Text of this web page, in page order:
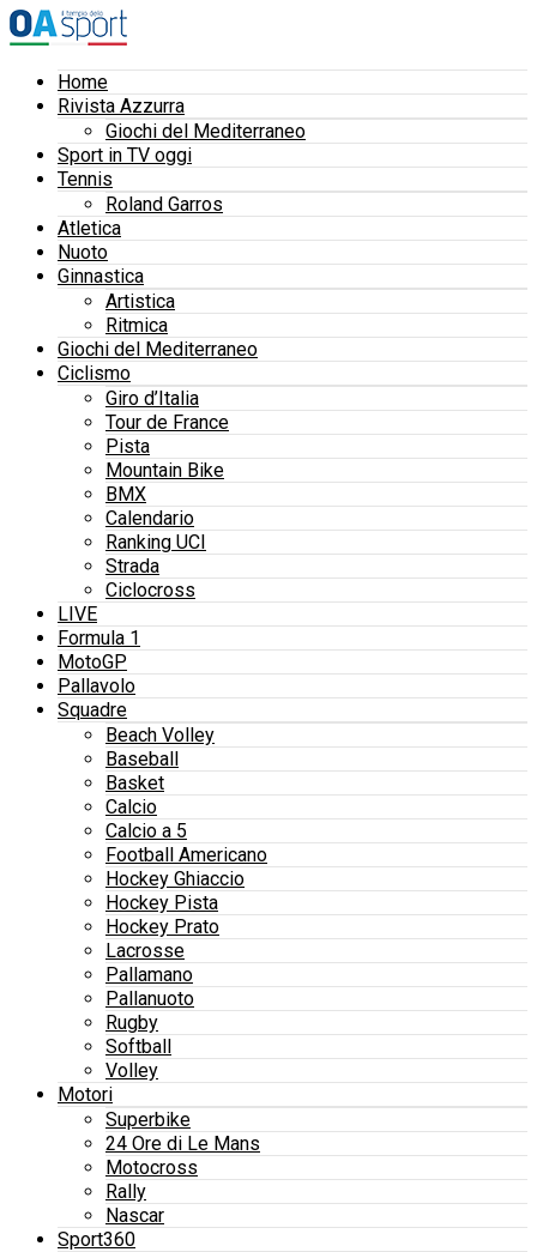
Home
Rivista Azzurra
Giochi del Mediterraneo
Sport in TV oggi
Tennis
Roland Garros
Atletica
Nuoto
Ginnastica
Artistica
Ritmica
Giochi del Mediterraneo
Ciclismo
Giro d’Italia
Tour de France
Pista
Mountain Bike
BMX
Calendario
Ranking UCI
Strada
Ciclocross
LIVE
Formula 1
MotoGP
Pallavolo
Squadre
Beach Volley
Baseball
Basket
Calcio
Calcio a 5
Football Americano
Hockey Ghiaccio
Hockey Pista
Hockey Prato
Lacrosse
Pallamano
Pallanuoto
Rugby
Softball
Volley
Motori
Superbike
24 Ore di Le Mans
Motocross
Rally
Nascar
Sport360